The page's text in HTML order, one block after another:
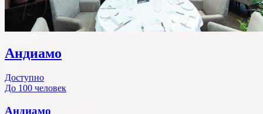
Андиамо
Доступно
До 100 человек
Андиамо